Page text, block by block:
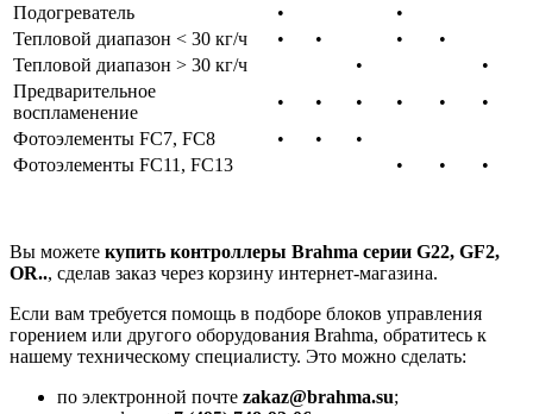
Подогреватель
•
•
Тепловой диапазон < 30 кг/ч
• • •
•
Тепловой диапазон > 30 кг/ч
•
•
Предварительное
воспламенение
• • • • •
•
Фотоэлементы FC7, FC8
• •
•
Фотоэлементы FC11, FC13
• • •
Вы можете купить контроллеры Brahma серии G22, GF2,
OR.., сделав заказ через корзину интернет-магазина.
Если вам требуется помощь в подборе блоков управления
горением или другого оборудования Brahma, обратитесь к
нашему техническому специалисту. Это можно сделать:
по электронной почте zakaz@brahma.su;